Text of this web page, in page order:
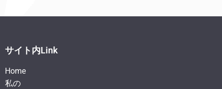
サイト内Link
Home
私の